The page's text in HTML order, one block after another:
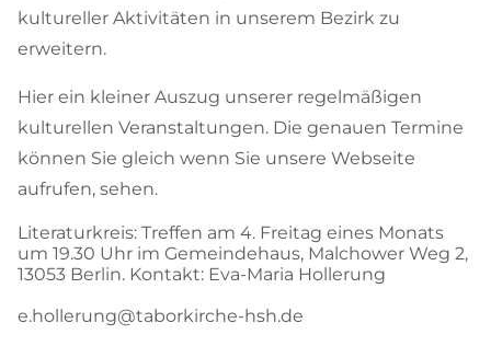
kultureller Aktivitäten in unserem Bezirk zu
erweitern.
Hier ein kleiner Auszug unserer regelmäßigen
kulturellen Veranstaltungen. Die genauen Termine
können Sie gleich wenn Sie unsere Webseite
aufrufen, sehen.
Literaturkreis: Treffen am 4. Freitag eines Monats
um 19.30 Uhr im Gemeindehaus, Malchower Weg 2,
13053 Berlin. Kontakt: Eva-Maria Hollerung
e.hollerung@taborkirche-hsh.de